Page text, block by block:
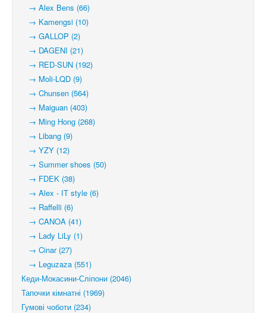
→ Alex Bens (66)
→ Kamengsi (10)
→ GALLOP (2)
→ DAGENI (21)
→ RED-SUN (192)
→ Moli-LQD (9)
→ Chunsen (564)
→ Maiguan (403)
→ Ming Hong (268)
→ Libang (9)
→ YZY (12)
→ Summer shoes (50)
→ FDEK (38)
→ Alex - IT style (6)
→ Raffelli (6)
→ CANOA (41)
→ Lady LiLy (1)
→ Cinar (27)
→ Leguzaza (551)
Кеди-Мокасини-Сліпони (2046)
Тапочки кімнатні (1969)
Гумові чоботи (234)